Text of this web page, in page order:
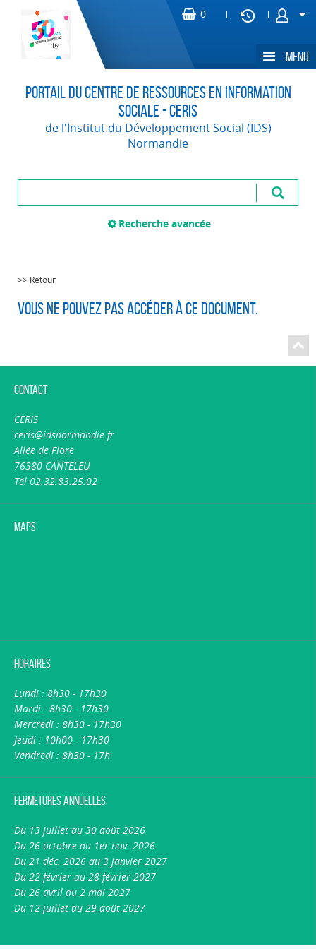
Portail du Centre de Ressources en Information
Sociale - CERIS
de l'Institut du Développement Social (IDS)
Normandie
Recherche avancée
>> Retour
Vous ne pouvez pas accéder à ce document.
Contact
CERIS
ceris@idsnormandie.fr
Allée de Flore
76380 CANTELEU
Tél 02.32.83.25.02
Maps
Horaires
Lundi : 8h30 - 17h30
Mardi : 8h30 - 17h30
Mercredi : 8h30 - 17h30
Jeudi : 10h00 - 17h30
Vendredi : 8h30 - 17h
Fermetures annuelles
Du 13 juillet au 30 août 2026
Du 26 octobre au 1er nov. 2026
Du 21 déc. 2026 au 3 janvier 2027
Du 22 février au 28 février 2027
Du 26 avril au 2 mai 2027
Du 12 juillet au 29 août 2027